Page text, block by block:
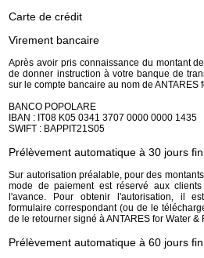
Carte de crédit
Virement bancaire
Après avoir pris connaissance du montant
de donner instruction à votre banque de
sur le compte bancaire au nom de ANTARES
BANCO POPOLARE
IBAN : IT08 K05 0341 3707 0000 0000 1435
SWIFT : BAPPIT21S05
Prélèvement automatique à 30 jours
Sur autorisation préalable, pour des
mode de paiement est réservé aux
l'avance. Pour obtenir l'autorisation, il
formulaire correspondant (ou de le
de le retourner signé à ANTARES for Water &
Prélèvement automatique à 60 jours